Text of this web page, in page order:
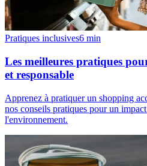
Pratiques inclusives6 min
Les meilleures pratiques
et responsable
Apprenez à pratiquer un shopping
nos conseils pratiques pour un
l'environnement.